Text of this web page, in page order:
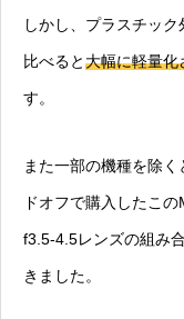
しかし、プラスチッ
比べると大幅に軽量化
す。
また一部の機種を除
ドオフで購入したこ
f3.5-4.5レンズの組み
きました。